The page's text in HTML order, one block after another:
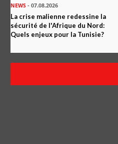
NEWS - 07.08.2026
La crise malienne redessine la
sécurité de l'Afrique du Nord:
Quels enjeux pour la Tunisie?